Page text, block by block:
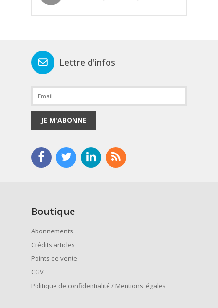
Lettre d'infos
JE M'ABONNE
Boutique
Abonnements
Crédits articles
Points de vente
CGV
Politique de confidentialité / Mentions légales